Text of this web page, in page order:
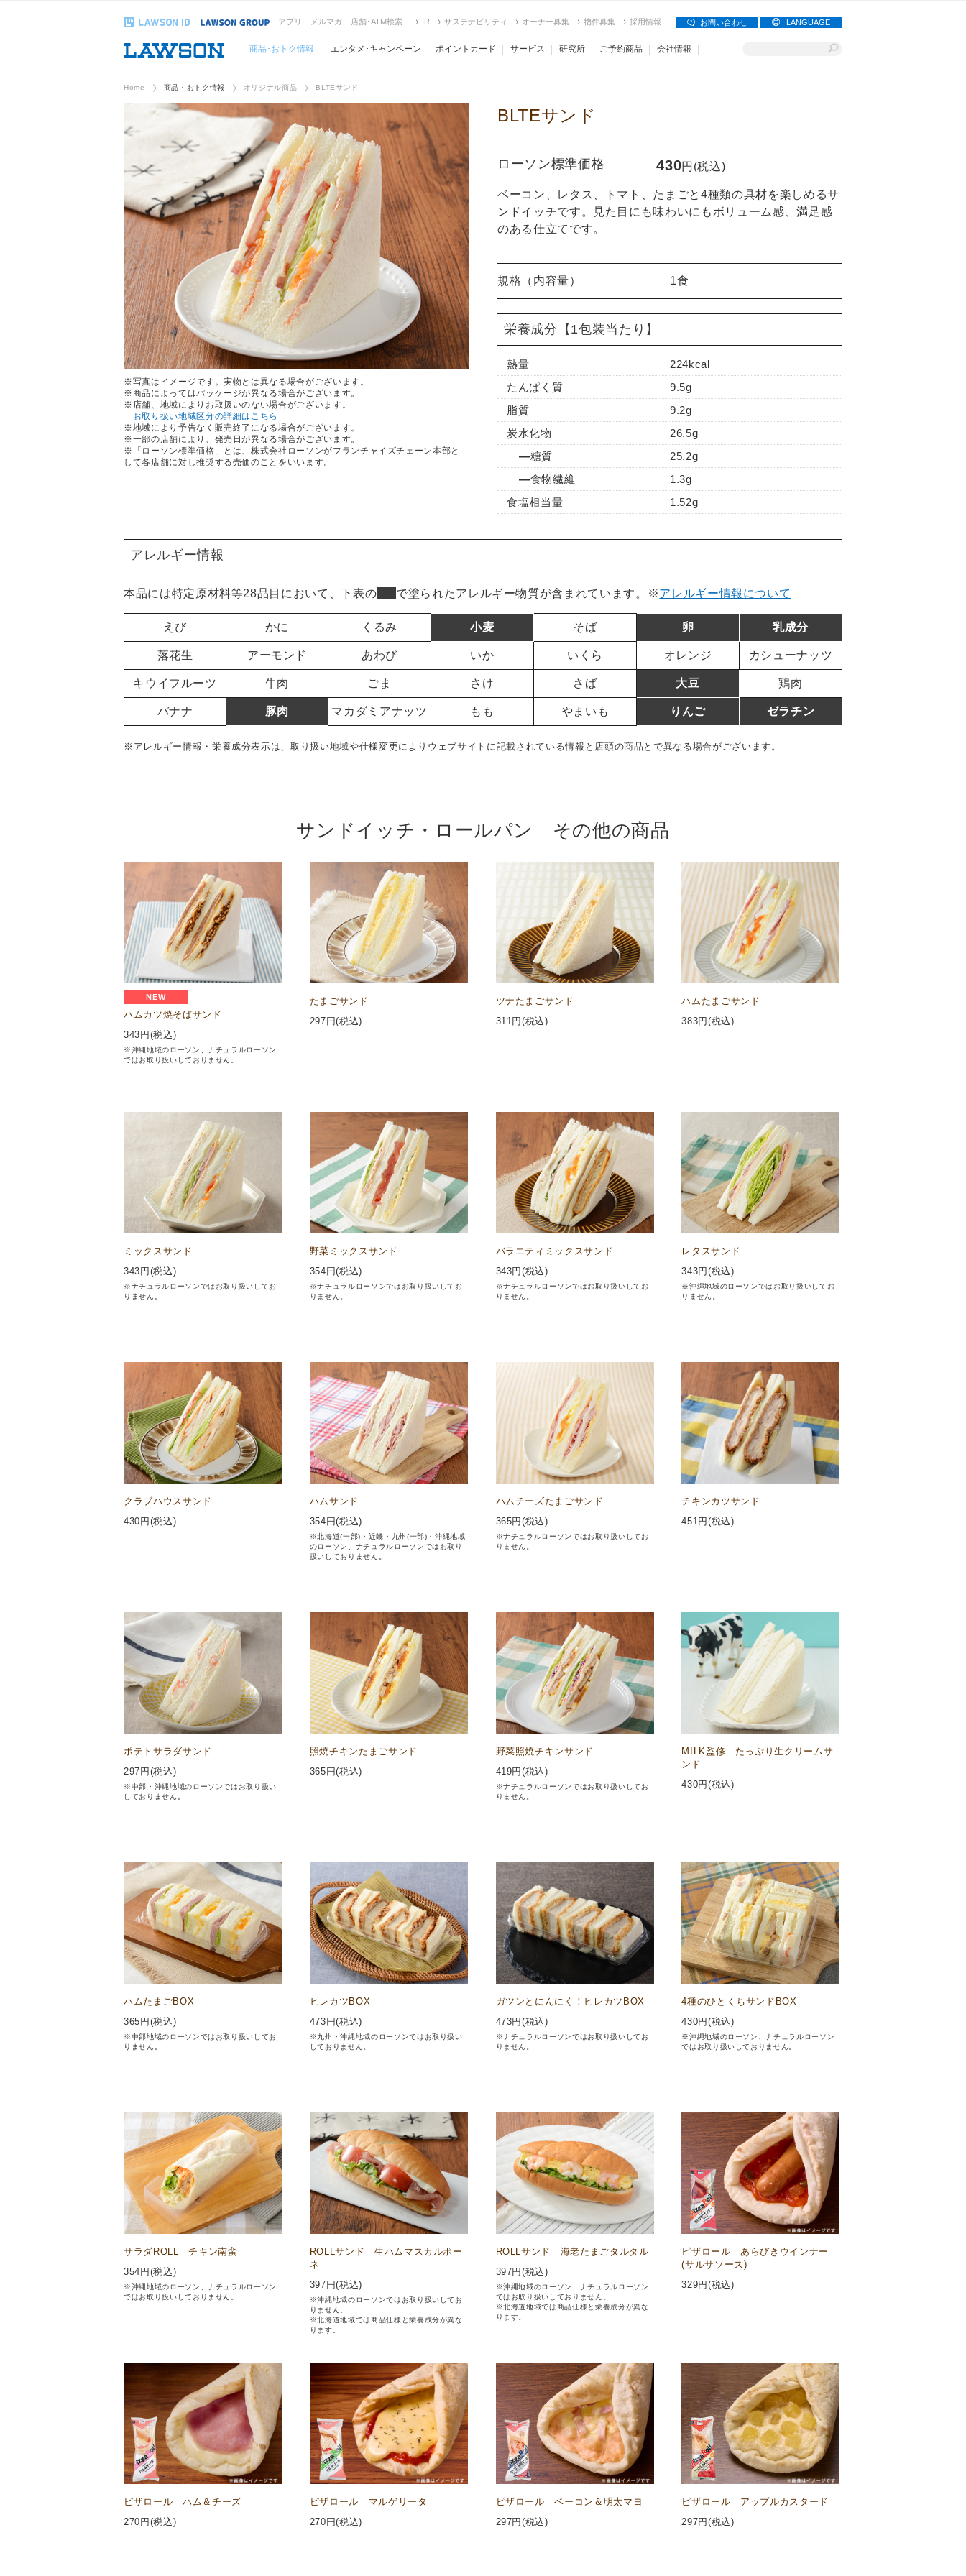
アプリ メルマガ 店舗･ATM検索 IR サステナビリティ オーナー募集 物件募集 採用情報 お問い合わせ LANGUAGE
商品･おトク情報 エンタメ･キャンペーン ポイントカード サービス 研究所 ご予約商品 会社情報
Home 商品・おトク情報 オリジナル商品 BLTEサンド
※写真はイメージです。実物とは異なる場合がございます。
※商品によってはパッケージが異なる場合がございます。
※店舗、地域によりお取扱いのない場合がございます。
お取り扱い地域区分の詳細はこちら
※地域により予告なく販売終了になる場合がございます。
※一部の店舗により、発売日が異なる場合がございます。
※「ローソン標準価格」とは、株式会社ローソンがフランチャイズチェーン本部と
して各店舗に対し推奨する売価のことをいいます。
BLTEサンド
ローソン標準価格 430円(税込)
ベーコン、レタス、トマト、たまごと4種類の具材を楽しめるサ
ンドイッチです。見た目にも味わいにもボリューム感、満足感
のある仕立てです。
規格（内容量） 1食
栄養成分 【1包装当たり】
熱量
224kcal
たんぱく質
9.5g
脂質
9.2g
炭水化物
26.5g
糖質
25.2g
食物繊維
1.3g
食塩相当量
1.52g
アレルギー情報
本品には特定原材料等28品目において、下表の で塗られたアレルギー物質が含まれています。 ※アレルギー情報について
えび かに くるみ 小麦 そば 卵 乳成分
落花生 アーモンド あわび いか いくら オレンジ カシューナッツ
キウイフルーツ 牛肉 ごま さけ さば 大豆 鶏肉
バナナ 豚肉 マカダミアナッツ もも やまいも りんご ゼラチン
※アレルギー情報・栄養成分表示は、取り扱い地域や仕様変更によりウェブサイトに記載されている情報と店頭の商品とで異なる場合がございます。
サンドイッチ・ロールパン その他の商品
NEW
ハムカツ焼そばサンド
343 円(税込)
※沖縄地域のローソン、ナチュラルローソン
ではお取り扱いしておりません。
たまごサンド
297 円(税込)
ツナたまごサンド
311円(税込)
ハムたまごサンド
383円(税込)
ミックスサンド
343 円(税込)
※ナチュラルローソンではお取り扱いしてお
りません。
野菜ミックスサンド
354 円(税込)
※ナチュラルローソンではお取り扱いしてお
りません。
バラエティミックスサンド
343円(税込)
※ナチュラルローソンではお取り扱いしてお
りません。
レタスサンド
343円(税込)
※沖縄地域のローソンではお取り扱いしてお
りません。
クラブハウスサンド
430 円(税込)
ハムサンド
354 円(税込)
※北海道(一部)・近畿・九州(一部)・沖縄地域
のローソン、ナチュラルローソンではお取り
扱いしておりません。
ハムチーズたまごサンド
365円(税込)
※ナチュラルローソンではお取り扱いしてお
りません。
チキンカツサンド
451円(税込)
ポテトサラダサンド
297 円(税込)
※中部・沖縄地域のローソンではお取り扱い
しておりません。
照焼チキンたまごサンド
365 円(税込)
野菜照焼チキンサンド
419円(税込)
※ナチュラルローソンではお取り扱いしてお
りません。
MILK監修 たっぷり生クリームサ
ンド
430円(税込)
ハムたまごBOX
365 円(税込)
※中部地域のローソンではお取り扱いしてお
りません。
ヒレカツBOX
473 円(税込)
※九州・沖縄地域のローソンではお取り扱い
しておりません。
ガツンとにんにく！ヒレカツBOX
473円(税込)
※ナチュラルローソンではお取り扱いしてお
りません。
4種のひとくちサンドBOX
430円(税込)
※沖縄地域のローソン、ナチュラルローソン
ではお取り扱いしておりません。
サラダROLL チキン南蛮
354 円(税込)
※沖縄地域のローソン、ナチュラルローソン
ではお取り扱いしておりません。
ROLLサンド 生ハムマスカルポー
ネ
397 円(税込)
※沖縄地域のローソンではお取り扱いしてお
りません。
※北海道地域では商品仕様と栄養成分が異な
ります。
ROLLサンド 海老たまごタルタル
397円(税込)
※沖縄地域のローソン、ナチュラルローソン
ではお取り扱いしておりません。
※北海道地域では商品仕様と栄養成分が異な
ります。
ピザロール あらびきウインナー
(サルサソース)
329円(税込)
ピザロール ハム＆チーズ
270 円(税込)
ピザロール マルゲリータ
270 円(税込)
ピザロール ベーコン＆明太マヨ
297円(税込)
ピザロール アップルカスタード
297円(税込)